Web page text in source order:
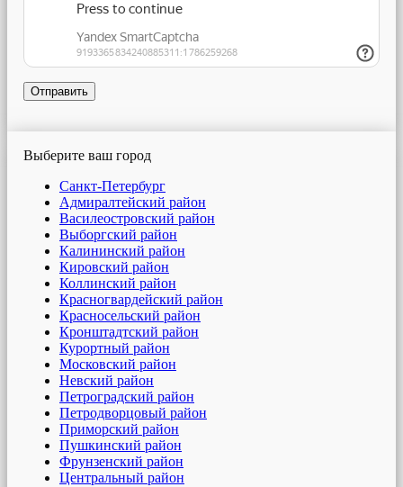
Отправить
Выберите ваш город
Санкт-Петербург
Адмиралтейский район
Василеостровский район
Выборгский район
Калининский район
Кировский район
Коллинский район
Красногвардейский район
Красносельский район
Кронштадтский район
Курортный район
Московский район
Невский район
Петроградский район
Петродворцовый район
Приморский район
Пушкинский район
Фрунзенский район
Центральный район